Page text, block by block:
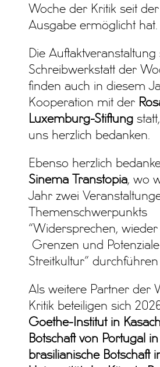
Woche der Kritik seit
Ausgabe ermöglicht hat.
Die
Schreibwerkstatt der
finden auch in diesem
Kooperation mit der
Luxemburg-Stiftung
uns herzlich bedanken.
Ebenso herzlich
Sinema Transtopia, wo
Jahr zwei
Themenschwerpunkts
“Widersprechen,
Grenzen und
Streitkultur”
Als weitere Partner der
Kritik beteiligen sich
Goethe-Institut in
Botschaft von Portugal
brasilianische Botschaft